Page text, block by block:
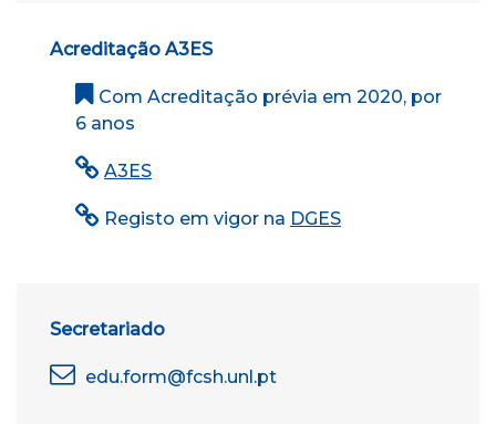
Acreditação A3ES
Com Acreditação prévia em 2020, por
6 anos
A3ES
Registo em vigor na DGES
Secretariado
edu.form@fcsh.unl.pt